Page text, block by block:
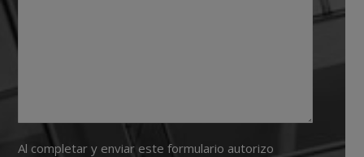
Al completar y enviar este formulario autorizo